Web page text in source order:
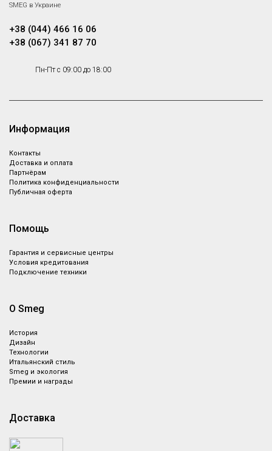
SMEG в Украине
+38 (044) 466 16 06
+38 (067) 341 87 70
Пн-Пт с 09:00 до 18:00
Информация
Контакты
Доставка и оплата
Партнёрам
Политика конфиденциальности
Публичная оферта
Помощь
Гарантия и сервисные центры
Условия кредитования
Подключение техники
О Smeg
История
Дизайн
Технологии
Итальянский стиль
Smeg и экология
Премии и награды
Доставка